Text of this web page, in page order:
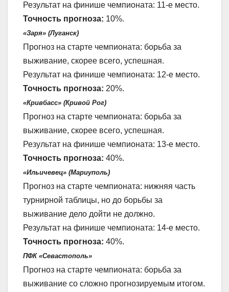
Результат на финише чемпионата: 11-е место.
Точность прогноза: 10%.
«Заря» (Луганск)
Прогноз на старте чемпионата: борьба за
выживание, скорее всего, успешная.
Результат на финише чемпионата: 12-е место.
Точность прогноза: 20%.
«Кривбасс» (Кривой Рог)
Прогноз на старте чемпионата: борьба за
выживание, скорее всего, успешная.
Результат на финише чемпионата: 13-е место.
Точность прогноза: 40%.
«Ильичевец» (Мариуполь)
Прогноз на старте чемпионата: нижняя часть
турнирной таблицы, но до борьбы за
выживание дело дойти не должно.
Результат на финише чемпионата: 14-е место.
Точность прогноза: 40%.
ПФК «Севастополь»
Прогноз на старте чемпионата: борьба за
выживание со сложно прогнозируемым итогом.